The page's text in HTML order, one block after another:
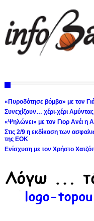
«Πυροδότησε βόμβα» με τον
Συνεχίζουν… χέρι-χέρι
«Ψηλώνει» με τον Γιορ Ανέι η
Στις 2/9 η εκδίκαση των
της ΕΟΚ
Ενίσχυση με τον Χρήστο